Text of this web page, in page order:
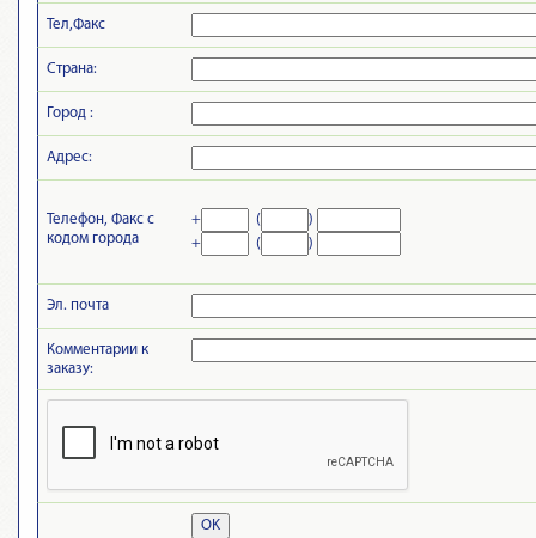
Тел,Факс
Страна:
Город :
Адрес:
Телефон, Факс с
кодом города
+ (
)
+
( )
Эл. почта
Комментарии к
заказу:
OK